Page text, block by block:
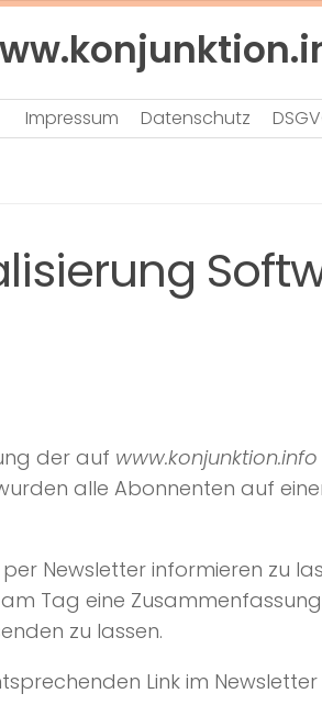
Impressum Datenschutz
der auf www.konjunktion.info
alle Abonnenten auf
Newsletter informieren zu
Tag eine
zu lassen.
Link im